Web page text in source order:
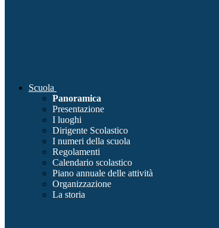
Scuola
Panoramica
Presentazione
I luoghi
Dirigente Scolastico
I numeri della scuola
Regolamenti
Calendario scolastico
Piano annuale delle attività
Organizzazione
La storia